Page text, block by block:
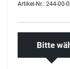
Artikel-Nr.: 244-00-
Bitte